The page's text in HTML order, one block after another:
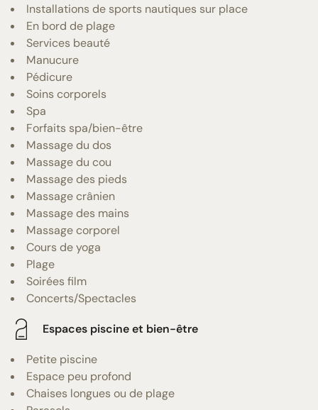
Installations de sports nautiques sur place
En bord de plage
Services beauté
Manucure
Pédicure
Soins corporels
Spa
Forfaits spa/bien-être
Massage du dos
Massage du cou
Massage des pieds
Massage crânien
Massage des mains
Massage corporel
Cours de yoga
Plage
Soirées film
Concerts/Spectacles
Espaces piscine et bien-être
Petite piscine
Espace peu profond
Chaises longues ou de plage